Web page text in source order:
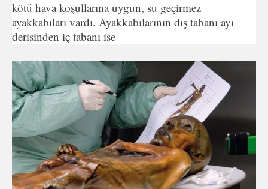
kötü hava koşullarına uygun, su geçirmez
ayakkabıları vardı. Ayakkabılarının dış tabanı ayı
derisinden iç tabanı ise